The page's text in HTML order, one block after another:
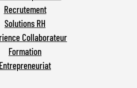
Recrutement
Solutions RH
Collaborateur
Formation
Entrepreneuriat